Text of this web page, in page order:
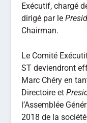
Exécutif, chargé
dirigé par le
Chairman.
Le Comité
ST deviendront
Marc Chéry en
Directoire et
l’Assemblée
2018 de la